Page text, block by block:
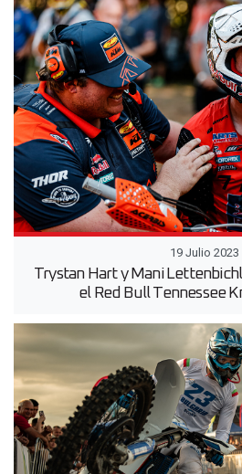
19 Julio 2023
Trystan Hart y Mani
el Red Bull Tennessee